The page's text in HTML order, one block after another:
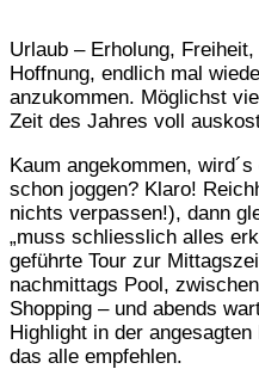
Urlaub – Erholung,
Hoffnung, endlich mal
anzukommen. Möglichst
Zeit des Jahres voll
Kaum angekommen,
schon joggen? Klaro!
nichts verpassen!), dann
„muss schliesslich alles
geführte Tour zur
nachmittags Pool,
Shopping – und abends
Highlight in der
das alle empfehlen.